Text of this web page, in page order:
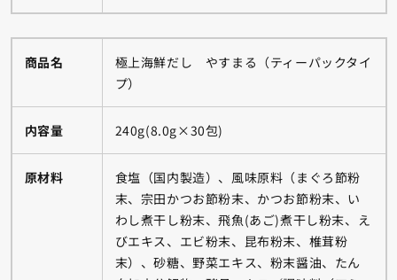
商品名
極上海鮮だし やすまる（ティーパックタイ
プ）
内容量 240g(8.0g×30包)
原材料
食塩（国内製造）、風味原料（まぐろ節粉
末、宗田かつお節粉末、かつお節粉末、い
わし煮干し粉末、飛魚(あご)煮干し粉末、え
びエキス、エビ粉末、昆布粉末、椎茸粉
末）、砂糖、野菜エキス、粉末醤油、たん